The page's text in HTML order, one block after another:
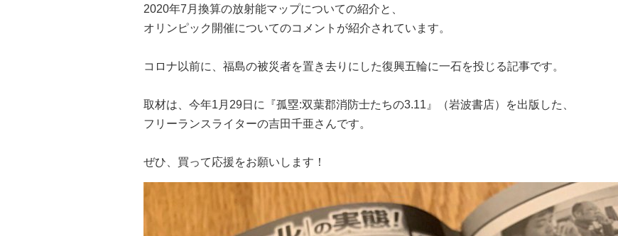
2020年7月換算の放射能マップについての紹介と、
オリンピック開催についてのコメントが紹介されています。
コロナ以前に、福島の被災者を置き去りにした復興五輪に一石を投じる記事です。
取材は、今年1月29日に『孤塁:双葉郡消防士たちの3.11』（岩波書店）を出版した、
フリーランスライターの吉田千亜さんです。
ぜひ、買って応援をお願いします！